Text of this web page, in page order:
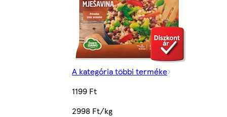
A kategória többi terméke
1199 Ft
2998 Ft/kg